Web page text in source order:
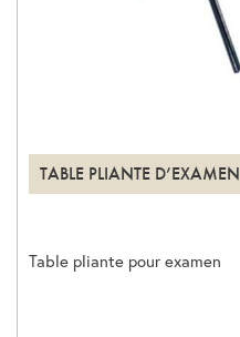
TABLE PLIANTE D’EXAMEN
Table pliante pour examen